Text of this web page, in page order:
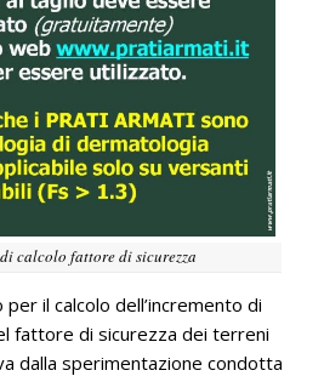
calcolo fattore di sicurezza
il calcolo dell’incremento di
fattore di sicurezza dei terreni
dalla sperimentazione condotta